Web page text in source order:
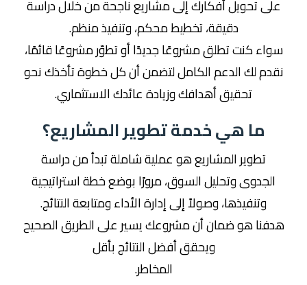
ﻋﻠﻰ ﺗﺤﻮﻳﻞ أﻓﻜﺎرك إﻟﻰ ﻣﺸﺎرﻳﻊ ﻧﺎﺟﺤﺔ ﻣﻦ ﺧﻼل دراﺳﺔ
دﻗﻴﻘﺔ، ﺗﺨﻄﻴﻂ ﻣﺤﻜﻢ، وﺗﻨﻔﻴﺬ ﻣﻨﻈﻢ.
ﺳﻮاء ﻛﻨﺖ ﺗﻄﻠﻖ ﻣﺸﺮوﻋًﺎ ﺟﺪﻳﺪًا أو ﺗﻄﻮّر ﻣﺸﺮوﻋًﺎ ﻗﺎﺋﻤًﺎ،
ﻧﻘﺪم ﻟﻚ اﻟﺪﻋﻢ اﻟﻜﺎﻣﻞ ﻟﺘﻀﻤﻦ أن ﻛﻞ ﺧﻄﻮة ﺗﺄﺧﺬك ﻧﺤﻮ
ﺗﺤﻘﻴﻖ أﻫﺪاﻓﻚ وزﻳﺎدة ﻋﺎﺋﺪك اﻻﺳﺘﺜﻤﺎري.
ﻣﺎ ﻫﻲ ﺧﺪﻣﺔ ﺗﻄﻮﻳﺮ اﻟﻤﺸﺎرﻳﻊ؟
ﺗﻄﻮﻳﺮ اﻟﻤﺸﺎرﻳﻊ ﻫﻮ ﻋﻤﻠﻴﺔ ﺷﺎﻣﻠﺔ ﺗﺒﺪأ ﻣﻦ دراﺳﺔ
اﻟﺠﺪوى وﺗﺤﻠﻴﻞ اﻟﺴﻮق، ﻣﺮورًا ﺑﻮﺿﻊ ﺧﻄﺔ اﺳﺘﺮاﺗﻴﺠﻴﺔ
وﺗﻨﻔﻴﺬﻫﺎ، وﺻﻮﻻً إﻟﻰ إدارة اﻷداء وﻣﺘﺎﺑﻌﺔ اﻟﻨﺘﺎﺋﺞ.
ﻫﺪﻓﻨﺎ ﻫﻮ ﺿﻤﺎن أن ﻣﺸﺮوﻋﻚ ﻳﺴﻴﺮ ﻋﻠﻰ اﻟﻄﺮﻳﻖ اﻟﺼﺤﻴﺢ
وﻳﺤﻘﻖ أﻓﻀﻞ اﻟﻨﺘﺎﺋﺞ ﺑﺄﻗﻞ
اﻟﻤﺨﺎﻃﺮ.